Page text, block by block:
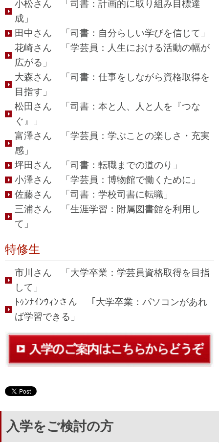
小松さん 「司書：計画的に取り組み目標達
成」
田中さん 「司書：自分らしい学びを信じて」
花崎さん 「学芸員：人生における活動の幅が
広がる」
大森さん 「司書：仕事をしながら資格取得を
目指す」
松田さん 「司書：本と人、人と人を『つな
ぐ』」
富澤さん 「学芸員：学ぶことの楽しさ・充実
感」
坪田さん 「司書：転職までの道のり」
小澤さん 「学芸員：博物館で働くために」
佐藤さん 「司書：学校司書に転職」
三浦さん 「生涯学習：附属図書館を利用し
て」
特修生
市川さん 「大学卒業：学芸員資格取得を目指
して」
ﾄｩﾝﾅｲﾝｳｨﾝさん 「大学卒業：パソコンがあれ
ば学習できる」
入学をご検討の方